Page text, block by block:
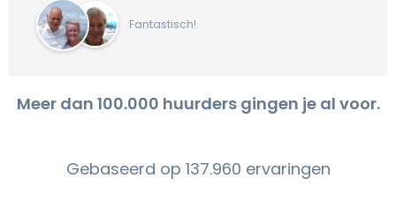
Fantastisch!
Meer dan 100.000 huurders gingen je al voor.
Gebaseerd op 137.960 ervaringen